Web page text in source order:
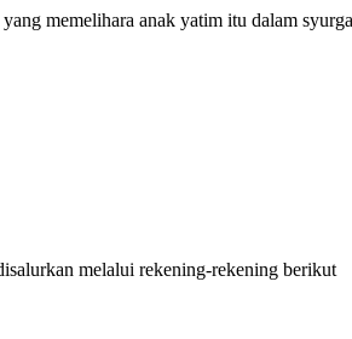
memelihara anak yatim itu dalam
melalui rekening-rekening berikut